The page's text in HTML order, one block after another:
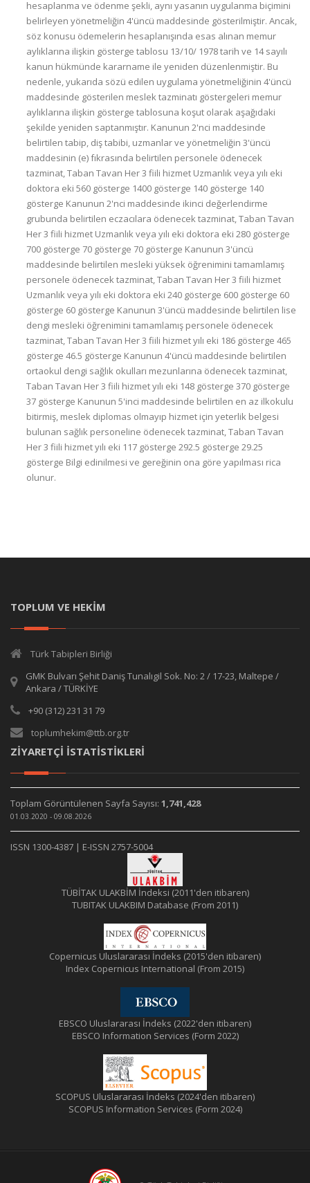
hesaplanma ve ödenme şekli, aynı yasanın uygulanma biçimini
belirleyen yönetmeliğin 4'üncü maddesinde gösterilmiştir. Ancak,
söz konusu ödemelerin hesaplanışında esas alınan memur
aylıklarına ilişkin gösterge tablosu 13/10/ 1978 tarih ve 14 sayılı
kanun hükmünde kararname ile yeniden düzenlenmiştir. Bu
nedenle, yukarıda sözü edilen uygulama yönetmeliğinin 4'üncü
maddesinde gösterilen meslek tazminatı göstergeleri memur
aylıklarına ilişkin gösterge tablosuna koşut olarak aşağıdaki
şekilde yeniden saptanmıştır. Kanunun 2'nci maddesinde
belirtilen tabip, diş tabibi, uzmanlar ve yönetmeliğin 3'üncü
maddesinin (e) fıkrasında belirtilen personele ödenecek
tazminat, Taban Tavan Her 3 fiili hizmet Uzmanlık veya yılı eki
doktora eki 560 gösterge 1400 gösterge 140 gösterge 140
gösterge Kanunun 2'nci maddesinde ikinci değerlendirme
grubunda belirtilen eczacılara ödenecek tazminat, Taban Tavan
Her 3 fiili hizmet Uzmanlık veya yılı eki doktora eki 280 gösterge
700 gösterge 70 gösterge 70 gösterge Kanunun 3'üncü
maddesinde belirtilen mesleki yüksek öğrenimini tamamlamış
personele ödenecek tazminat, Taban Tavan Her 3 fiili hizmet
Uzmanlık veya yılı eki doktora eki 240 gösterge 600 gösterge 60
gösterge 60 gösterge Kanunun 3'üncü maddesinde belirtilen lise
dengi mesleki öğrenimini tamamlamış personele ödenecek
tazminat, Taban Tavan Her 3 fiili hizmet yılı eki 186 gösterge 465
gösterge 46.5 gösterge Kanunun 4'üncü maddesinde belirtilen
ortaokul dengi sağlık okulları mezunlarına ödenecek tazminat,
Taban Tavan Her 3 fiili hizmet yılı eki 148 gösterge 370 gösterge
37 gösterge Kanunun 5'inci maddesinde belirtilen en az ilkokulu
bitirmiş, meslek diplomas olmayıp hizmet için yeterlik belgesi
bulunan sağlık personeline ödenecek tazminat, Taban Tavan
Her 3 fiili hizmet yılı eki 117 gösterge 292.5 gösterge 29.25
gösterge Bilgi edinilmesi ve gereğinin ona göre yapılması rica
olunur.
TOPLUM VE HEKİM
Türk Tabipleri Birliği
GMK Bulvarı Şehit Daniş Tunalıgil Sok. No: 2 / 17-23, Maltepe /
Ankara / TÜRKİYE
+90 (312) 231 31 79
toplumhekim@ttb.org.tr
ZİYARETÇİ İSTATİSTİKLERİ
Toplam Görüntülenen Sayfa Sayısı: 1,741,428
01.03.2020 - 09.08.2026
ISSN 1300-4387 | E-ISSN 2757-5004
TÜBİTAK ULAKBİM İndeksi (2011'den itibaren)
TUBITAK ULAKBIM Database (From 2011)
Copernicus Uluslararası İndeks (2015'den itibaren)
Index Copernicus International (From 2015)
EBSCO Uluslararası İndeks (2022'den itibaren)
EBSCO Information Services (Form 2022)
SCOPUS Uluslararası İndeks (2024'den itibaren)
SCOPUS Information Services (Form 2024)